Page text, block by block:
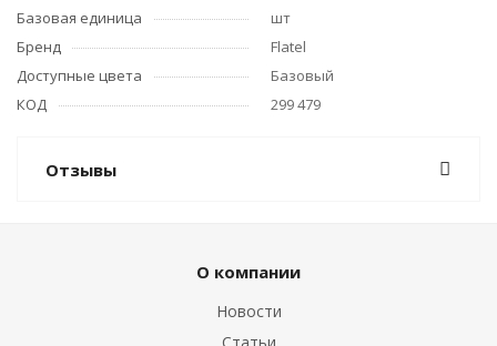
Базовая единица
шт
Бренд
Flatel
Доступные цвета
Базовый
КОД
299 479
Отзывы
О компании
Новости